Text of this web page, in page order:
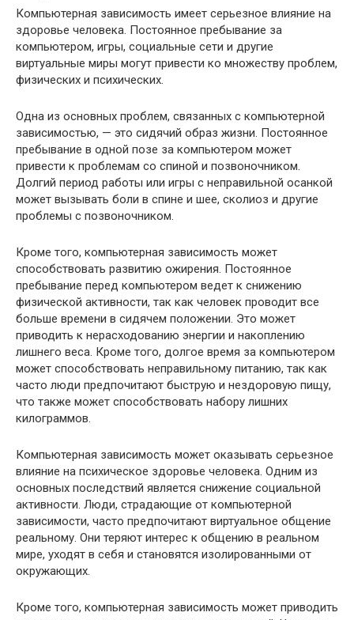
Компьютерная зависимость имеет серьезное влияние на
здоровье человека. Постоянное пребывание за
компьютером, игры, социальные сети и другие
виртуальные миры могут привести ко множеству проблем,
физических и психических.
Одна из основных проблем, связанных с компьютерной
зависимостью, — это сидячий образ жизни. Постоянное
пребывание в одной позе за компьютером может
привести к проблемам со спиной и позвоночником.
Долгий период работы или игры с неправильной осанкой
может вызывать боли в спине и шее, сколиоз и другие
проблемы с позвоночником.
Кроме того, компьютерная зависимость может
способствовать развитию ожирения. Постоянное
пребывание перед компьютером ведет к снижению
физической активности, так как человек проводит все
больше времени в сидячем положении. Это может
приводить к нерасходованию энергии и накоплению
лишнего веса. Кроме того, долгое время за компьютером
может способствовать неправильному питанию, так как
часто люди предпочитают быструю и нездоровую пищу,
что также может способствовать набору лишних
килограммов.
Компьютерная зависимость может оказывать серьезное
влияние на психическое здоровье человека. Одним из
основных последствий является снижение социальной
активности. Люди, страдающие от компьютерной
зависимости, часто предпочитают виртуальное общение
реальному. Они теряют интерес к общению в реальном
мире, уходят в себя и становятся изолированными от
окружающих.
Кроме того, компьютерная зависимость может приводить